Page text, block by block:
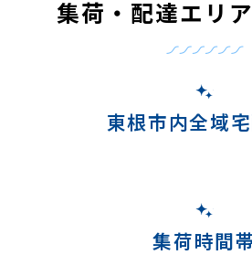
集荷・配達エリ
東根市内全域
集荷時間